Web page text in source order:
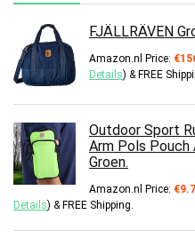
FJÄLLRÄVEN
Amazon.nl Price: €
Details) & FREE
Outdoor Sport
Arm Pols Pouch
Groen.
Amazon.nl Price: €
Details) & FREE Shipping